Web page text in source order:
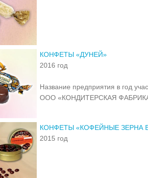
КОНФЕТЫ «ДУНЕЙ»
2016 год
Название предприятия в год
ООО «КОНДИТЕРСКАЯ
КОНФЕТЫ «КОФЕЙНЫЕ ЗЕРНА
2015 год